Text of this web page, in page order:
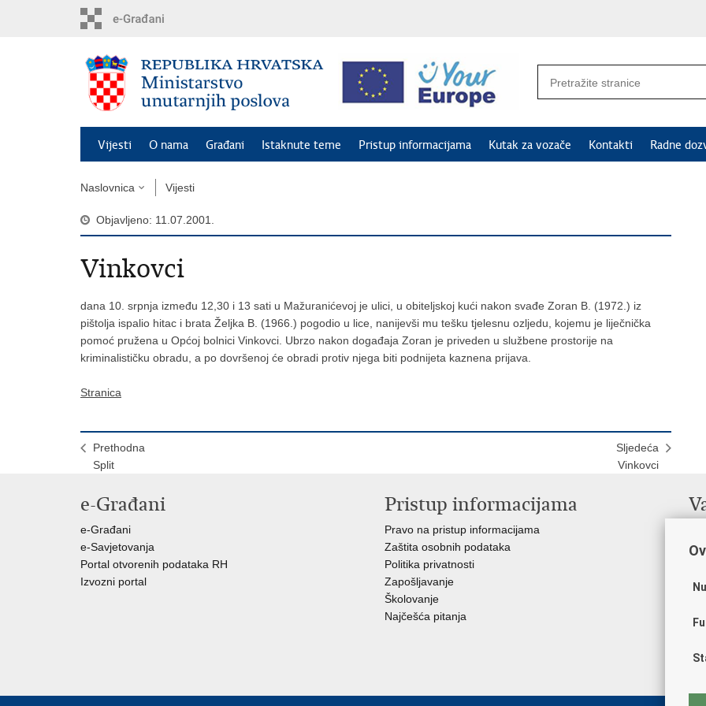
Vijesti O nama Građani Istaknute teme Pristup informacijama Kutak za vozače Kontakti Radne
Naslovnica Vijesti
Objavljeno: 11.07.2001.
Vinkovci
dana 10. srpnja između 12,30 i 13 sati u Mažuranićevoj je ulici, u obiteljskoj kući nakon svađe Zoran B. (1972.) iz
pištolja ispalio hitac i brata Željka B. (1966.) pogodio u lice, nanijevši mu tešku tjelesnu ozljedu, kojemu je liječnička
pomoć pružena u Općoj bolnici Vinkovci. Ubrzo nakon događaja Zoran je priveden u službene prostorije na
kriminalističku obradu, a po dovršenoj će obradi protiv njega biti podnijeta kaznena prijava.
Stranica
Prethodna
Split
Sljedeća
Vinkovci
e-Građani
e-Građani
e-Savjetovanja
Portal otvorenih podataka RH
Izvozni portal
Pristup informacijama
Pravo na pristup informacijama
Zaštita osobnih podataka
Politika privatnosti
Zapošljavanje
Školovanje
Najčešća pitanja